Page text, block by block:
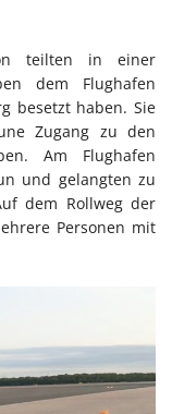
teilten in einer
dem Flughafen
besetzt haben. Sie
Zugang zu den
Am Flughafen
und gelangten zu
dem Rollweg der
Personen mit